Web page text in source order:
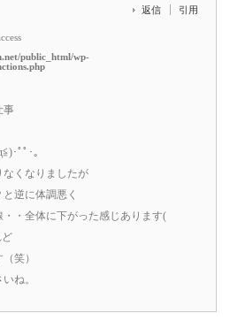
public_html/wp-
返信 引用
事
･ﾟﾟ･｡
なくなりましたが
逆に体調悪く
・全体に下がった感じあります(
笑）
ね。